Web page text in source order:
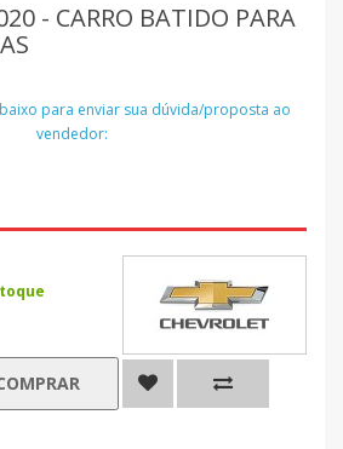
- CARRO BATIDO PARA
para enviar sua dúvida/proposta ao
vendedor: